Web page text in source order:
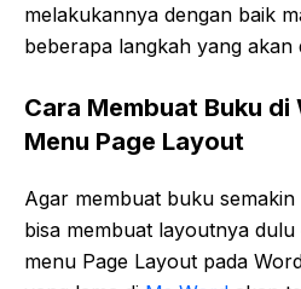
melakukannya dengan baik
beberapa langkah yang akan
Cara Membuat Buku di
Menu Page Layout
Agar membuat buku
bisa membuat layoutnya
menu Page Layout pada